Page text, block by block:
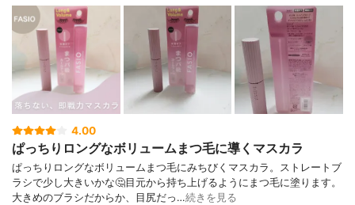
4.00
ぱっちりロングなボリュームまつ毛に導くマスカラ
ぱっちりロングなボリュームまつ毛にみちびくマスカラ。ストレートブ
ラシで少し大きいかな🤔目元から持ち上げるようにまつ毛に塗ります。
大きめのブラシだからか、目尻だっ…続きを見る